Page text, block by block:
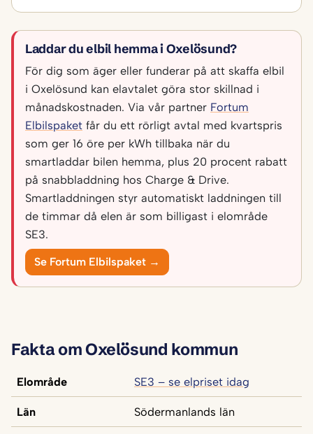
Laddar du elbil hemma i Oxelösund?
För dig som äger eller funderar på att skaffa elbil
i Oxelösund kan elavtalet göra stor skillnad i
månadskostnaden. Via vår partner Fortum
Elbilspaket får du ett rörligt avtal med kvartspris
som ger 16 öre per kWh tillbaka när du
smartladdar bilen hemma, plus 20 procent rabatt
på snabbladdning hos Charge & Drive.
Smartladdningen styr automatiskt laddningen till
de timmar då elen är som billigast i elområde
SE3.
Se Fortum Elbilspaket →
Fakta om Oxelösund kommun
Elområde SE3 – se elpriset idag
Län Södermanlands län